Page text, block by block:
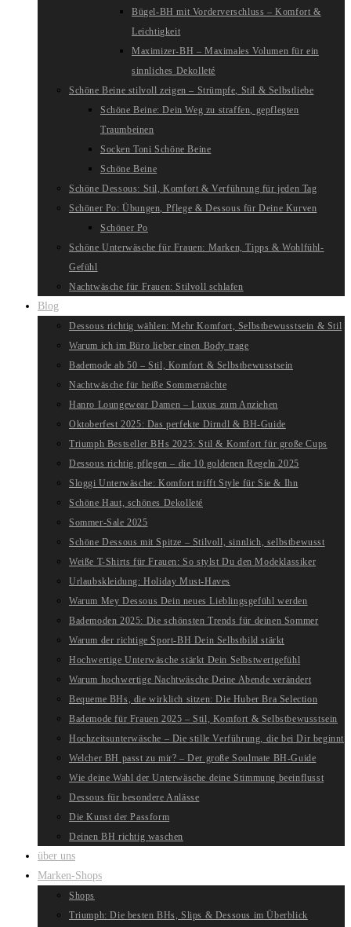
Bügel-BH mit Vorderverschluss – Komfort &
Leichtigkeit
Maximizer-BH – Maximales Volumen für ein
sinnliches Dekolleté
Schöne Beine stilvoll zeigen – Strümpfe, Stil & Selbstliebe
Schöne Beine: Dein Weg zu straffen, gepflegten
Traumbeinen
Socken Toni Schöne Beine
Schöne Beine
Schöne Dessous: Stil, Komfort & Verführung für jeden Tag
Schöner Po: Übungen, Pflege & Dessous für Deine Kurven
Schöner Po
Schöne Unterwäsche für Frauen: Marken, Tipps & Wohlfühl-
Gefühl
Nachtwäsche für Frauen: Stilvoll schlafen
Blog
Dessous richtig wählen: Mehr Komfort, Selbstbewusstsein & Stil
Warum ich im Büro lieber einen Body trage
Bademode ab 50 – Stil, Komfort & Selbstbewusstsein
Nachtwäsche für heiße Sommernächte
Hanro Loungewear Damen – Luxus zum Anziehen
Oktoberfest 2025: Das perfekte Dirndl & BH-Guide
Triumph Bestseller BHs 2025: Stil & Komfort für große Cups
Dessous richtig pflegen – die 10 goldenen Regeln 2025
Sloggi Unterwäsche: Komfort trifft Style für Sie & Ihn
Schöne Haut, schönes Dekolleté
Sommer-Sale 2025
Schöne Dessous mit Spitze – Stilvoll, sinnlich, selbstbewusst
Weiße T-Shirts für Frauen: So stylst Du den Modeklassiker
Urlaubskleidung: Holiday Must-Haves
Warum Mey Dessous Dein neues Lieblingsgefühl werden
Bademoden 2025: Die schönsten Trends für deinen Sommer
Warum der richtige Sport-BH Dein Selbstbild stärkt
Hochwertige Unterwäsche stärkt Dein Selbstwertgefühl
Warum hochwertige Nachtwäsche Deine Abende verändert
Bequeme BHs, die wirklich sitzen: Die Huber Bra Selection
Bademode für Frauen 2025 – Stil, Komfort & Selbstbewusstsein
Hochzeitsunterwäsche – Die stille Verführung, die bei Dir beginnt
Welcher BH passt zu mir? – Der große Soulmate BH-Guide
Wie deine Wahl der Unterwäsche deine Stimmung beeinflusst
Dessous für besondere Anlässe
Die Kunst der Passform
Deinen BH richtig waschen
über uns
Marken-Shops
Shops
Triumph: Die besten BHs, Slips & Dessous im Überblick